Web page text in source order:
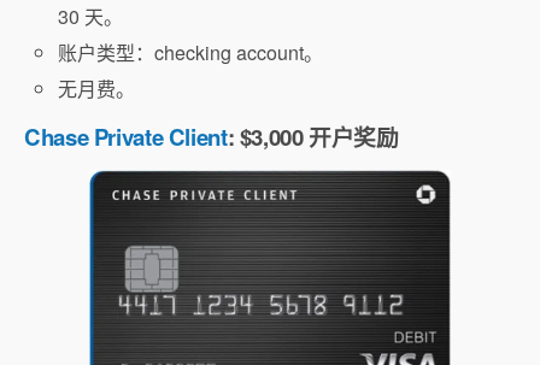
30 天。
账户类型：checking account。
无月费。
Chase Private Client: $3,000 开户奖励